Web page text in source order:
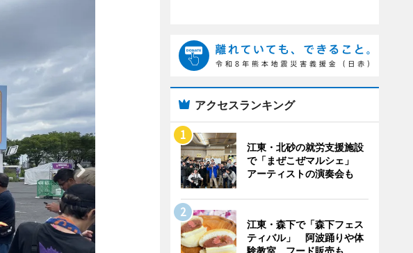
アクセスランキング
江東・北砂の就労支援施設
で「まぜこぜマルシェ」
アーティストの演奏会も
江東・森下で「森下フェス
ティバル」 阿波踊りや体
験教室、フード販売も